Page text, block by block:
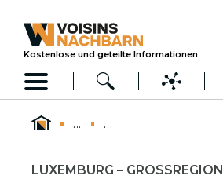
Kostenlose und geteilte Informationen
... ...
LUXEMBURG – GROSSREGION